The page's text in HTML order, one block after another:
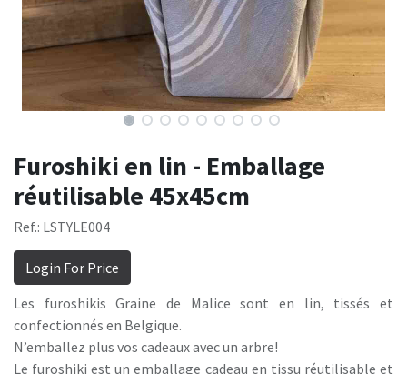
Furoshiki en lin - Emballage
réutilisable 45x45cm
Ref.: LSTYLE004
Login For Price
Les furoshikis Graine de Malice sont en lin, tissés et
confectionnés en Belgique.
N’emballez plus vos cadeaux avec un arbre!
Le furoshiki est un emballage cadeau en tissu réutilisable et